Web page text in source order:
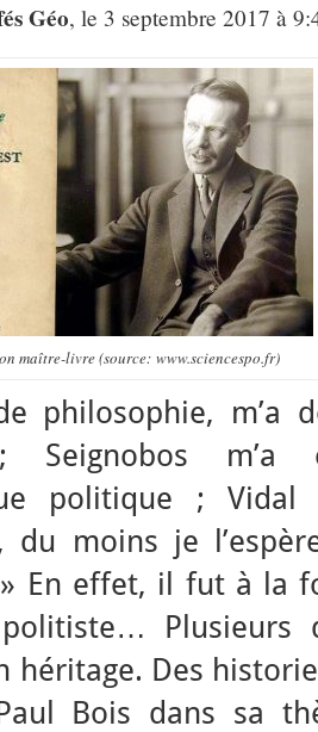
Géo, le 3 septembre 2017 à
maître-livre (source: www.sciencespo.fr)
philosophie, m’a
Seignobos m’a
politique ;
du moins je
En effet, il fut à la
Plusieurs
héritage. Des
Bois dans sa